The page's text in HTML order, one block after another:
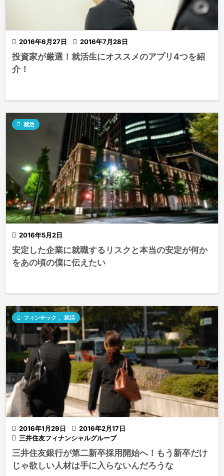
 2016年6月27日  2016年7月28日
投資家が厳選！就活生にオススメのアプリ4つを紹
介！
 2016年5月2日
 就活
安定した企業に就職するリスクと本当の安定が何か
をあの頃の僕に伝えたい
 2016年1月29日  2016年2月17日
 フィンテック , 就活
 三井住友フィナンシャルグループ
三井住友銀行が第二新卒採用開始へ！もう新卒だけ
じゃ欲しい人材は手に入らないんだろうな